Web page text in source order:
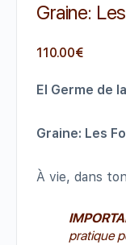
Graine:
110.00€
El Germe de
Graine: Les
À vie, dans
pratique